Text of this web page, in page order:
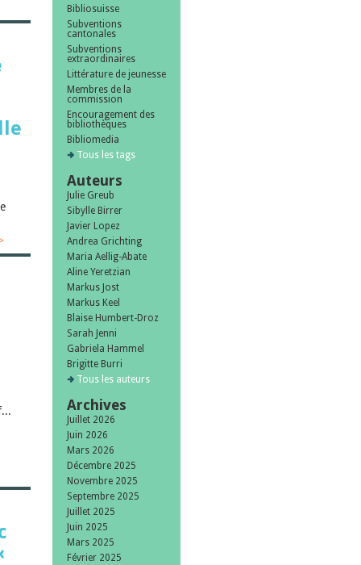
Bibliosuisse
Subventions
cantonales
Subventions
extraordinaires
Littérature de jeunesse
Membres de la
commission
Encouragement des
bibliothèques
Bibliomedia
Tous les tags
Auteurs
Julie Greub
Sibylle Birrer
Javier Lopez
Andrea Grichting
Maria Aellig-Abate
Aline Yeretzian
Markus Jost
Markus Keel
Blaise Humbert-Droz
Sarah Jenni
Gabriela Hammel
Brigitte Burri
Tous les auteurs
Archives
Juillet 2026
Juin 2026
Mars 2026
Décembre 2025
Novembre 2025
Septembre 2025
Juillet 2025
Juin 2025
Mars 2025
Février 2025